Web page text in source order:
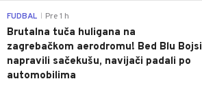
FUDBAL Pre 1 h
Brutalna tuča huligana na
zagrebačkom aerodromu! Bed Blu Bojsi
napravili sačekušu, navijači padali po
automobilima